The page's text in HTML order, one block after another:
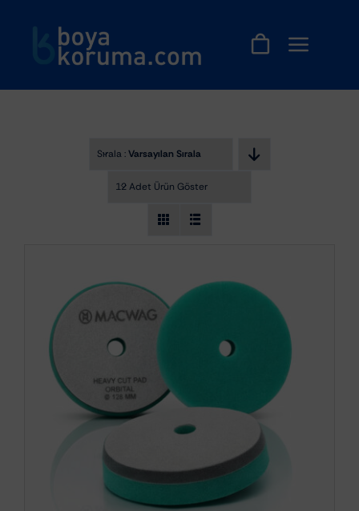
Sırala :Varsayılan Sıralama
12 Adet Ürün Göster